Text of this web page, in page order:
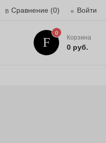
Сравнение (0) Войти
0
Корзина
0 руб.